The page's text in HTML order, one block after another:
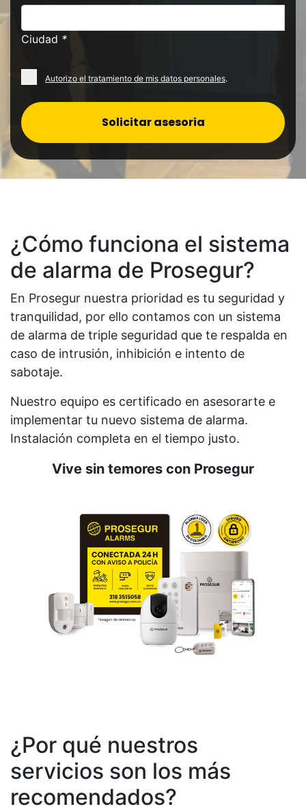
Ciudad *
Autorizo el tratamiento de mis datos personales.
Solicitar asesoria
¿Cómo funciona el sistema
de alarma de Prosegur?
En Prosegur nuestra prioridad es tu seguridad y
tranquilidad, por ello contamos con un sistema
de alarma de triple seguridad que te respalda en
caso de intrusión, inhibición e intento de
sabotaje.
Nuestro equipo es certificado en asesorarte e
implementar tu nuevo sistema de alarma.
Instalación completa en el tiempo justo.
Vive sin temores con Prosegur
¿Por qué nuestros
servicios son los más
recomendados?